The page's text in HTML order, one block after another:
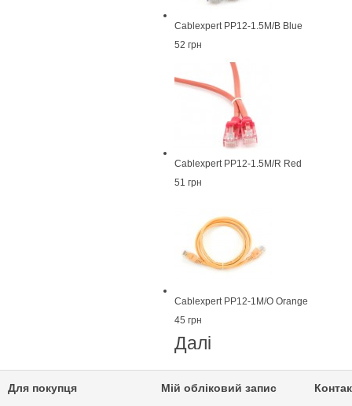
Cablexpert PP12-1.5M/B Blue
52 грн
Cablexpert PP12-1.5M/R Red
51 грн
Cablexpert PP12-1M/O Orange
45 грн
Далі
Для покупця Мій обліковий запис